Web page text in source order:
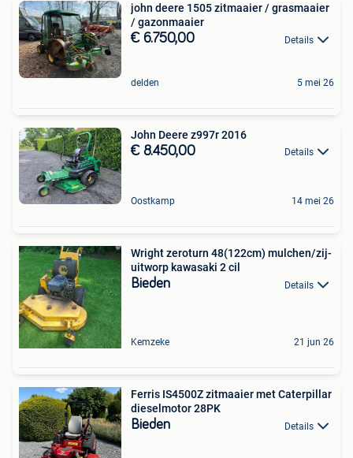
john deere 1505 zitmaaier / grasmaaier
/ gazonmaaier
€ 6.750,00 Details
delden 5 mei 26
John Deere z997r 2016
€ 8.450,00 Details
Oostkamp 14 mei 26
Wright zeroturn 48(122cm) mulchen/zij-
uitworp kawasaki 2 cil
Bieden Details
Kemzeke 21 jun 26
Ferris IS4500Z zitmaaier met Caterpillar
dieselmotor 28PK
Bieden Details